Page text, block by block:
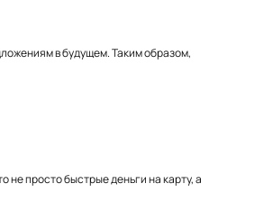
в будущем. Таким образом,
не просто быстрые деньги на карту, а